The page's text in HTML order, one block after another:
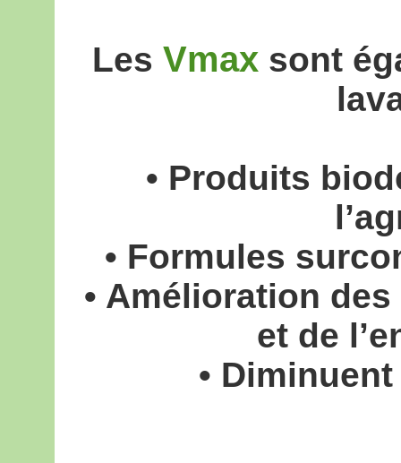
Les Vmaxsont
• Produits
• Formules
• Amélioration
et de
•